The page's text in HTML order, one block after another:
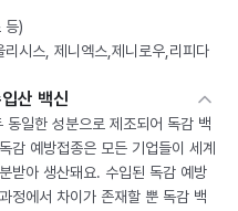
등)
시스, 제니엑스,제니로우,리피다
산 백신
일한 성분으로 제조되어 독감 백
감 예방접종은 모든 기업들이 세계
받아 생산돼요. 수입된 독감 예방
정에서 차이가 존재할 뿐 독감 백